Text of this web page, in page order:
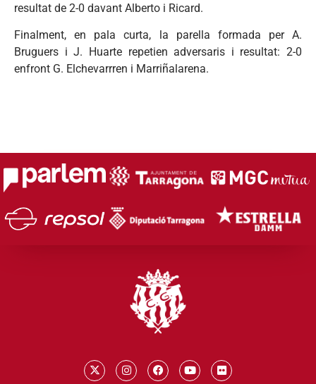
resultat de 2-0 davant Alberto i Ricard.
Finalment, en pala curta, la parella formada per A.
Bruguers i J. Huarte repetien adversaris i resultat: 2-0
enfront G. Elchevarrren i Marriñalarena.